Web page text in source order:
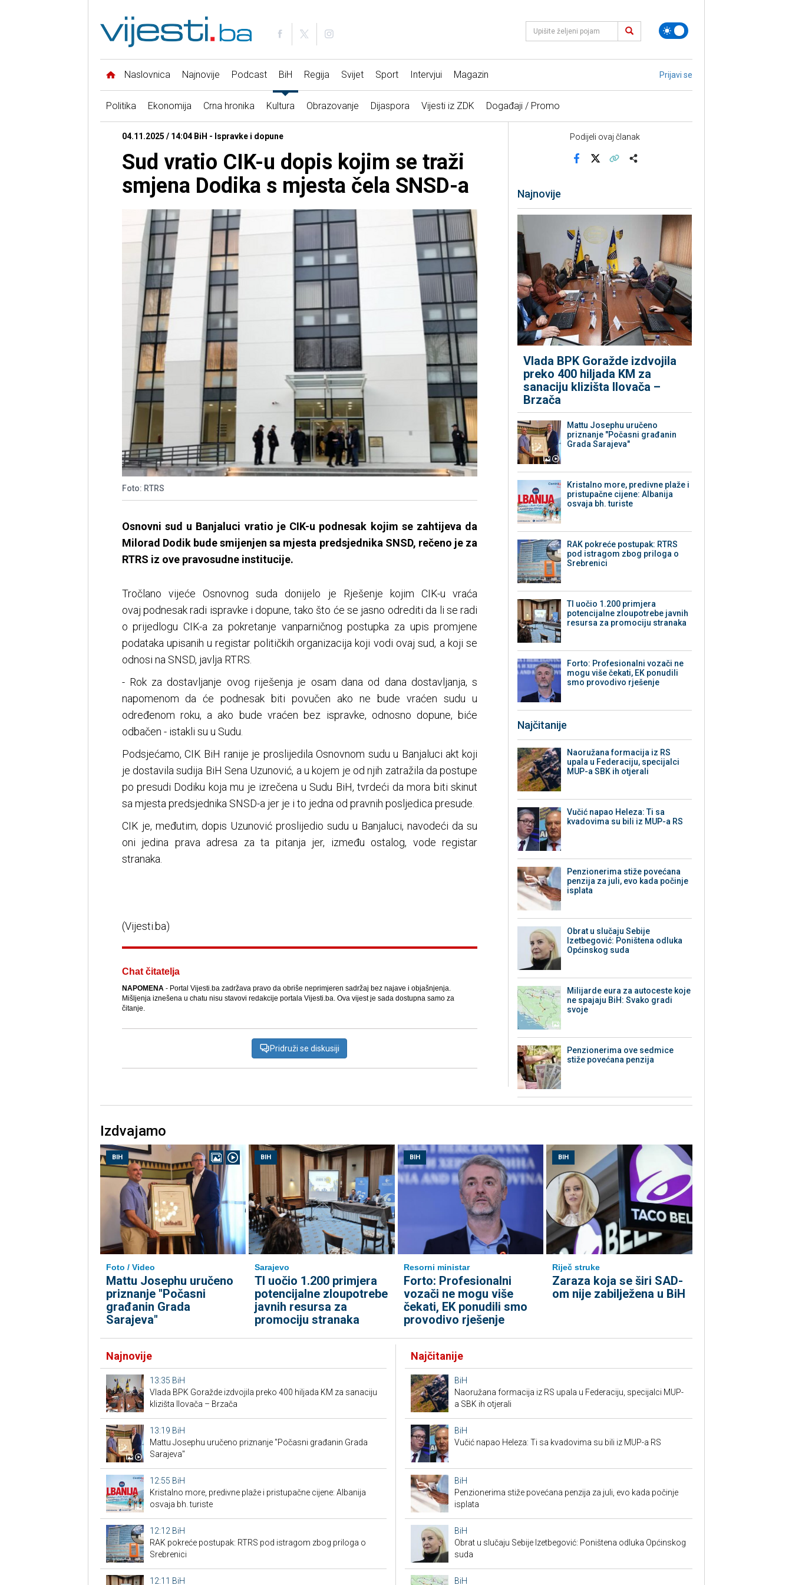
Naslovnica Najnovije Podcast BiH Regija Svijet Sport Intervjui Magazin Prijavi se
Politika Ekonomija Crna hronika Kultura Obrazovanje Dijaspora Vijesti iz ZDK Događaji / Promo
04.11.2025 / 14:04 BiH - Ispravke i dopune
Sud vratio CIK-u dopis kojim se traži
smjena Dodika s mjesta čela SNSD-a
Foto: RTRS
Osnovni sud u Banjaluci vratio je CIK-u podnesak kojim se zahtijeva da
Milorad Dodik bude smijenjen sa mjesta predsjednika SNSD, rečeno je za
RTRS iz ove pravosudne institucije.
Tročlano vijeće Osnovnog suda donijelo je Rješenje kojim CIK-u vraća
ovaj podnesak radi ispravke i dopune, tako što će se jasno odrediti da li se radi
o prijedlogu CIK-a za pokretanje vanparničnog postupka za upis promjene
podataka upisanih u registar političkih organizacija koji vodi ovaj sud, a koji se
odnosi na SNSD, javlja RTRS.
- Rok za dostavljanje ovog riješenja je osam dana od dana dostavljanja, s
napomenom da će podnesak biti povučen ako ne bude vraćen sudu u
određenom roku, a ako bude vraćen bez ispravke, odnosno dopune, biće
odbačen - istakli su u Sudu.
Podsjećamo, CIK BiH ranije je proslijedila Osnovnom sudu u Banjaluci akt koji
je dostavila sudija BiH Sena Uzunović, a u kojem je od njih zatražila da postupe
po presudi Dodiku koja mu je izrečena u Sudu BiH, tvrdeći da mora biti skinut
sa mjesta predsjednika SNSD-a jer je i to jedna od pravnih posljedica presude.
CIK je, međutim, dopis Uzunović proslijedio sudu u Banjaluci, navodeći da su
oni jedina prava adresa za ta pitanja jer, između ostalog, vode registar
stranaka.
(Vijesti.ba)
Chat čitatelja
NAPOMENA- Portal Vijesti.ba zadržava pravo da obriše neprimjeren sadržaj bez najave i objašnjenja.
Mišljenja iznešena u chatu nisu stavovi redakcije portala Vijesti.ba. Ova vijest je sada dostupna samo za
čitanje.
Pridruži se diskusiji
Podijeli ovaj članak
Najnovije
Vlada BPK Goražde izdvojila
preko 400 hiljada KM za
sanaciju klizišta Ilovača –
Brzača
Mattu Josephu uručeno
priznanje "Počasni građanin
Grada Sarajeva"
Kristalno more, predivne plaže i
pristupačne cijene: Albanija
osvaja bh. turiste
RAK pokreće postupak: RTRS
pod istragom zbog priloga o
Srebrenici
TI uočio 1.200 primjera
potencijalne zloupotrebe javnih
resursa za promociju stranaka
Forto: Profesionalni vozači ne
mogu više čekati, EK ponudili
smo provodivo rješenje
Najčitanije
Naoružana formacija iz RS
upala u Federaciju, specijalci
MUP-a SBK ih otjerali
Vučić napao Heleza: Ti sa
kvadovima su bili iz MUP-a RS
Penzionerima stiže povećana
penzija za juli, evo kada počinje
isplata
Obrat u slučaju Sebije
Izetbegović: Poništena odluka
Općinskog suda
Milijarde eura za autoceste koje
ne spajaju BiH: Svako gradi
svoje
Penzionerima ove sedmice
stiže povećana penzija
Izdvajamo
BIH
Foto / Video
Mattu Josephu uručeno
priznanje "Počasni
građanin Grada
Sarajeva"
BIH
Sarajevo
TI uočio 1.200 primjera
potencijalne zloupotrebe
javnih resursa za
promociju stranaka
BIH
Resorni ministar
Forto: Profesionalni
vozači ne mogu više
čekati, EK ponudili smo
provodivo rješenje
BIH
Riječ struke
Zaraza koja se širi SAD-
om nije zabilježena u BiH
Najnovije
13:35 BiH
Vlada BPK Goražde izdvojila preko 400 hiljada KM za sanaciju
klizišta Ilovača – Brzača
13:19 BiH
Mattu Josephu uručeno priznanje "Počasni građanin Grada
Sarajeva"
12:55 BiH
Kristalno more, predivne plaže i pristupačne cijene: Albanija
osvaja bh. turiste
12:12 BiH
RAK pokreće postupak: RTRS pod istragom zbog priloga o
Srebrenici
12:11 BiH
Najčitanije
BiH
Naoružana formacija iz RS upala u Federaciju, specijalci MUP-
a SBK ih otjerali
BiH
Vučić napao Heleza: Ti sa kvadovima su bili iz MUP-a RS
BiH
Penzionerima stiže povećana penzija za juli, evo kada počinje
isplata
BiH
Obrat u slučaju Sebije Izetbegović: Poništena odluka Općinskog
suda
BiH